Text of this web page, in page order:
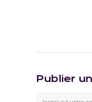
Publier